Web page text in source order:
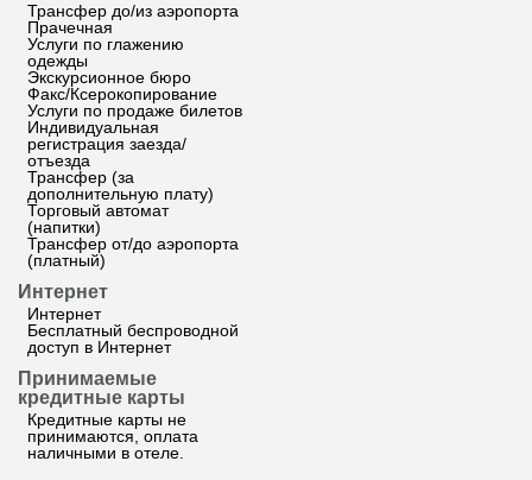
Трансфер до/из аэропорта
Прачечная
Услуги по глажению
одежды
Экскурсионное бюро
Факс/Ксерокопирование
Услуги по продаже билетов
Индивидуальная
регистрация заезда/
отъезда
Трансфер (за
дополнительную плату)
Торговый автомат
(напитки)
Трансфер от/до аэропорта
(платный)
Интернет
Интернет
Бесплатный беспроводной
доступ в Интернет
Принимаемые
кредитные карты
Кредитные карты не
принимаются, оплата
наличными в отеле.